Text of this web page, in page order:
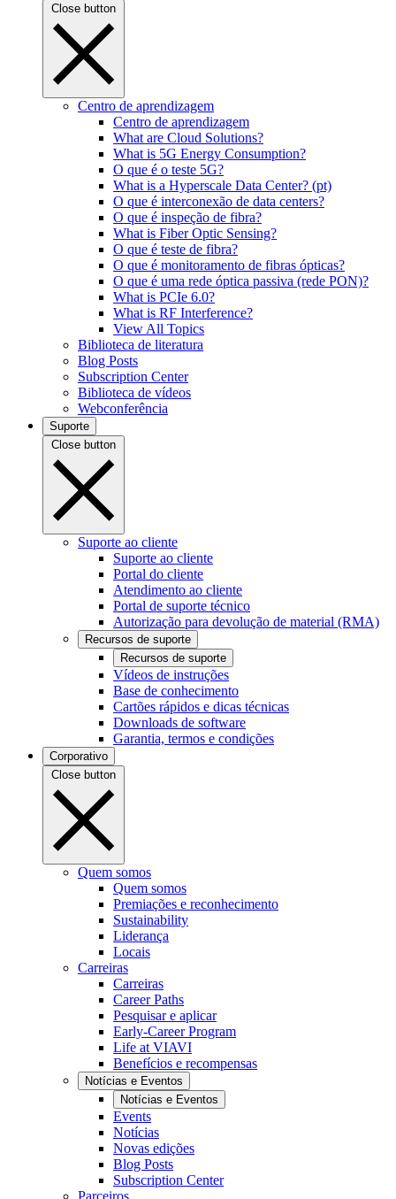
Close button
Centro de aprendizagem
Centro de aprendizagem
What are Cloud Solutions?
What is 5G Energy Consumption?
O que é o teste 5G?
What is a Hyperscale Data Center? (pt)
O que é interconexão de data centers?
O que é inspeção de fibra?
What is Fiber Optic Sensing?
O que é teste de fibra?
O que é monitoramento de fibras ópticas?
O que é uma rede óptica passiva (rede PON)?
What is PCIe 6.0?
What is RF Interference?
View All Topics
Biblioteca de literatura
Blog Posts
Subscription Center
Biblioteca de vídeos
Webconferência
Suporte
Close button
Suporte ao cliente
Suporte ao cliente
Portal do cliente
Atendimento ao cliente
Portal de suporte técnico
Autorização para devolução de material (RMA)
Recursos de suporte
Recursos de suporte
Vídeos de instruções
Base de conhecimento
Cartões rápidos e dicas técnicas
Downloads de software
Garantia, termos e condições
Corporativo
Close button
Quem somos
Quem somos
Premiações e reconhecimento
Sustainability
Liderança
Locais
Carreiras
Carreiras
Career Paths
Pesquisar e aplicar
Early-Career Program
Life at VIAVI
Benefícios e recompensas
Notícias e Eventos
Notícias e Eventos
Events
Notícias
Novas edições
Blog Posts
Subscription Center